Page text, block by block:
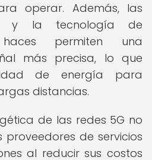
operar. Además, las
y la tecnología de
permiten una
más precisa, lo que
de energía para
distancias.
de las redes 5G no
de servicios
al reducir sus costos